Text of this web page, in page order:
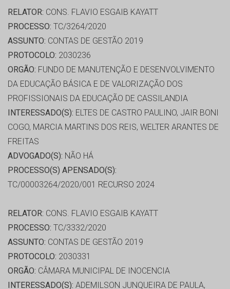
RELATOR: CONS. FLAVIO ESGAIB KAYATT
PROCESSO: TC/3264/2020
ASSUNTO: CONTAS DE GESTÃO 2019
PROTOCOLO: 2030236
ORGÃO: FUNDO DE MANUTENÇÃO E DESENVOLVIMENTO
DA EDUCAÇÃO BÁSICA E DE VALORIZAÇÃO DOS
PROFISSIONAIS DA EDUCAÇÃO DE CASSILANDIA
INTERESSADO(S): ELTES DE CASTRO PAULINO, JAIR BONI
COGO, MARCIA MARTINS DOS REIS, WELTER ARANTES DE
FREITAS
ADVOGADO(S): NÃO HÁ
PROCESSO(S) APENSADO(S):
TC/00003264/2020/001 RECURSO 2024
RELATOR: CONS. FLAVIO ESGAIB KAYATT
PROCESSO: TC/3332/2020
ASSUNTO: CONTAS DE GESTÃO 2019
PROTOCOLO: 2030331
ORGÃO: CÂMARA MUNICIPAL DE INOCENCIA
INTERESSADO(S): ADEMILSON JUNQUEIRA DE PAULA,